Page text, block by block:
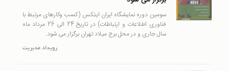
سومین دوره نمایشگاه ایران ایتکس (کسب وکارهای مرتبط با
فناوری اطلاعات و ارتباطات) در تاریخ 24 الی 26 مرداد ماه
سال جاری و در محل برج میلاد تهران برگزار می شود.
رويدادمدیریت